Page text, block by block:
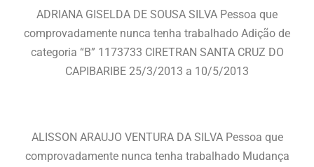
ADRIANA GISELDA DE SOUSA SILVA Pessoa que
comprovadamente nunca tenha trabalhado Adição de
categoria “B” 1173733 CIRETRAN SANTA CRUZ DO
CAPIBARIBE 25/3/2013 a 10/5/2013
ALISSON ARAUJO VENTURA DA SILVA Pessoa que
comprovadamente nunca tenha trabalhado Mudança